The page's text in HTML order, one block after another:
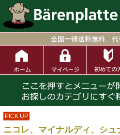
全国一律送料無料、
PICK UP
ニコレ、マイナルディ、シ